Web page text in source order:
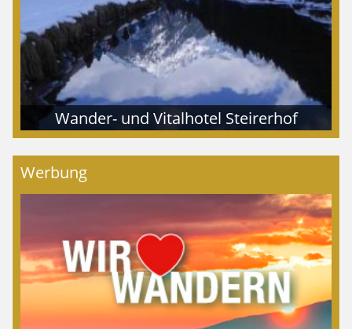
Wander- und Vitalhotel Steirerhof
Werbung